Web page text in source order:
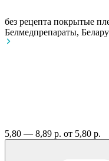
без рецепта покрытые
Белмедпрепараты,
5,80 — 8,89 р. от 5,80 р.